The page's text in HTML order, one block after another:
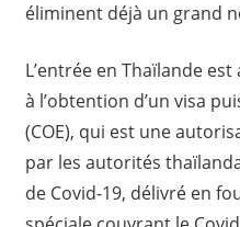
éliminent déjà un grand
L’entrée en Thaïlande
à l’obtention d’un visa
(COE), qui est une
par les autorités
de Covid-19, délivré en